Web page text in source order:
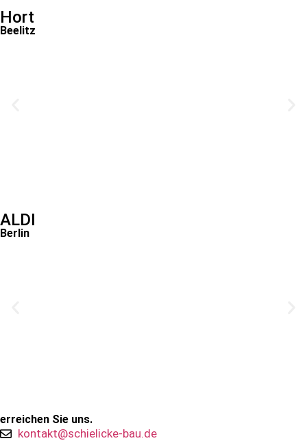
Hort
Beelitz
ALDI
Berlin
erreichen Sie uns.
kontakt@schielicke-bau.de